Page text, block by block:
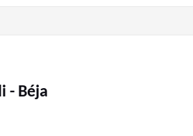
- Béja